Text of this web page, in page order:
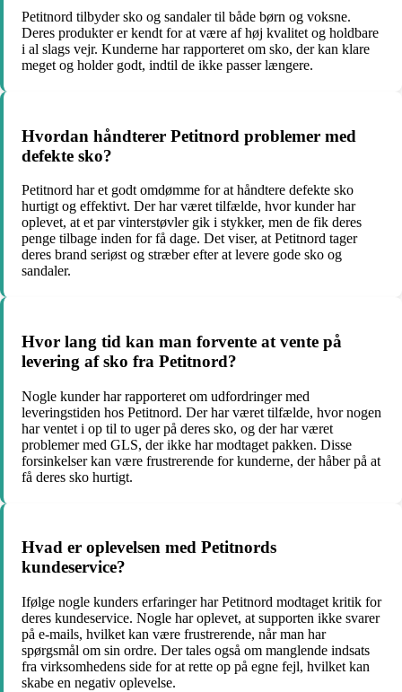
Petitnord tilbyder sko og sandaler til både børn og voksne.
Deres produkter er kendt for at være af høj kvalitet og holdbare
i al slags vejr. Kunderne har rapporteret om sko, der kan klare
meget og holder godt, indtil de ikke passer længere.
Hvordan håndterer Petitnord problemer med
defekte sko?
Petitnord har et godt omdømme for at håndtere defekte sko
hurtigt og effektivt. Der har været tilfælde, hvor kunder har
oplevet, at et par vinterstøvler gik i stykker, men de fik deres
penge tilbage inden for få dage. Det viser, at Petitnord tager
deres brand seriøst og stræber efter at levere gode sko og
sandaler.
Hvor lang tid kan man forvente at vente på
levering af sko fra Petitnord?
Nogle kunder har rapporteret om udfordringer med
leveringstiden hos Petitnord. Der har været tilfælde, hvor nogen
har ventet i op til to uger på deres sko, og der har været
problemer med GLS, der ikke har modtaget pakken. Disse
forsinkelser kan være frustrerende for kunderne, der håber på at
få deres sko hurtigt.
Hvad er oplevelsen med Petitnords
kundeservice?
Ifølge nogle kunders erfaringer har Petitnord modtaget kritik for
deres kundeservice. Nogle har oplevet, at supporten ikke svarer
på e-mails, hvilket kan være frustrerende, når man har
spørgsmål om sin ordre. Der tales også om manglende indsats
fra virksomhedens side for at rette op på egne fejl, hvilket kan
skabe en negativ oplevelse.